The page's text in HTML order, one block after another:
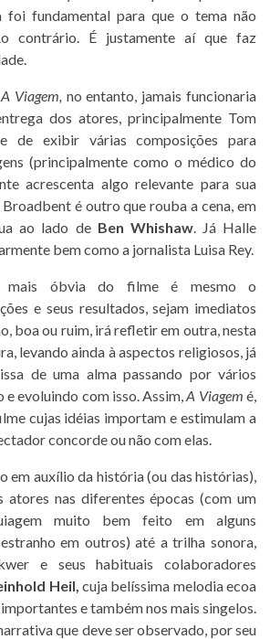
foi fundamental para que o tema não
contrário. É justamente aí que faz
A Viagem, no entanto, jamais funcionaria
dos atores, principalmente Tom
de exibir várias composições para
(principalmente como o médico do
acrescenta algo relevante para sua
é outro que rouba a cena, em
ao lado de Ben Whishaw. Já Halle
bem como a jornalista Luisa Rey.
mais óbvia do filme é mesmo o
e seus resultados, sejam imediatos
boa ou ruim, irá refletir em outra, nesta
levando ainda à aspectos religiosos, já
de uma alma passando por vários
e evoluindo com isso. Assim,A Viagem é,
cujas idéias importam e estimulam a
concorde ou não com elas.
em auxílio da história (ou das histórias),
atores nas diferentes épocas (com um
muito bem feito em alguns
em outros) até a trilha sonora,
e seus habituais colaboradores
Heil, cuja belíssima melodia ecoa
e também nos mais singelos.
que deve ser observado, por seu